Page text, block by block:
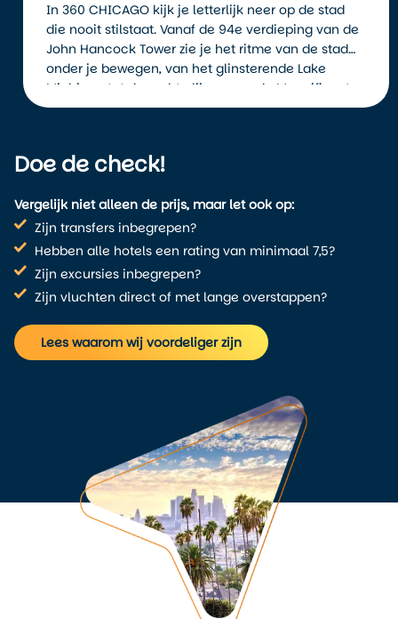
In 360 CHICAGO kijk je letterlijk neer op de stad
die nooit stilstaat. Vanaf de 94e verdieping van de
John Hancock Tower zie je het ritme van de stad
onder je bewegen, van het glinsterende Lake
Michigan tot de rechte lijnen van de Magnificent
Mile.
Doe de check!
Vergelijk niet alleen de prijs, maar let ook op:
Zijn transfers inbegrepen?
Hebben alle hotels een rating van minimaal 7,5?
Zijn excursies inbegrepen?
Zijn vluchten direct of met lange overstappen?
Lees waarom wij voordeliger zijn